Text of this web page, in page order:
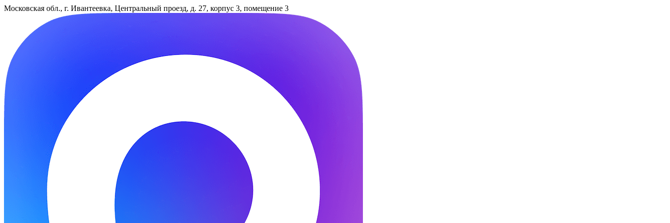
Московская обл., г. Ивантеевка, Центральный проезд, д. 27, корпус 3, помещение 3